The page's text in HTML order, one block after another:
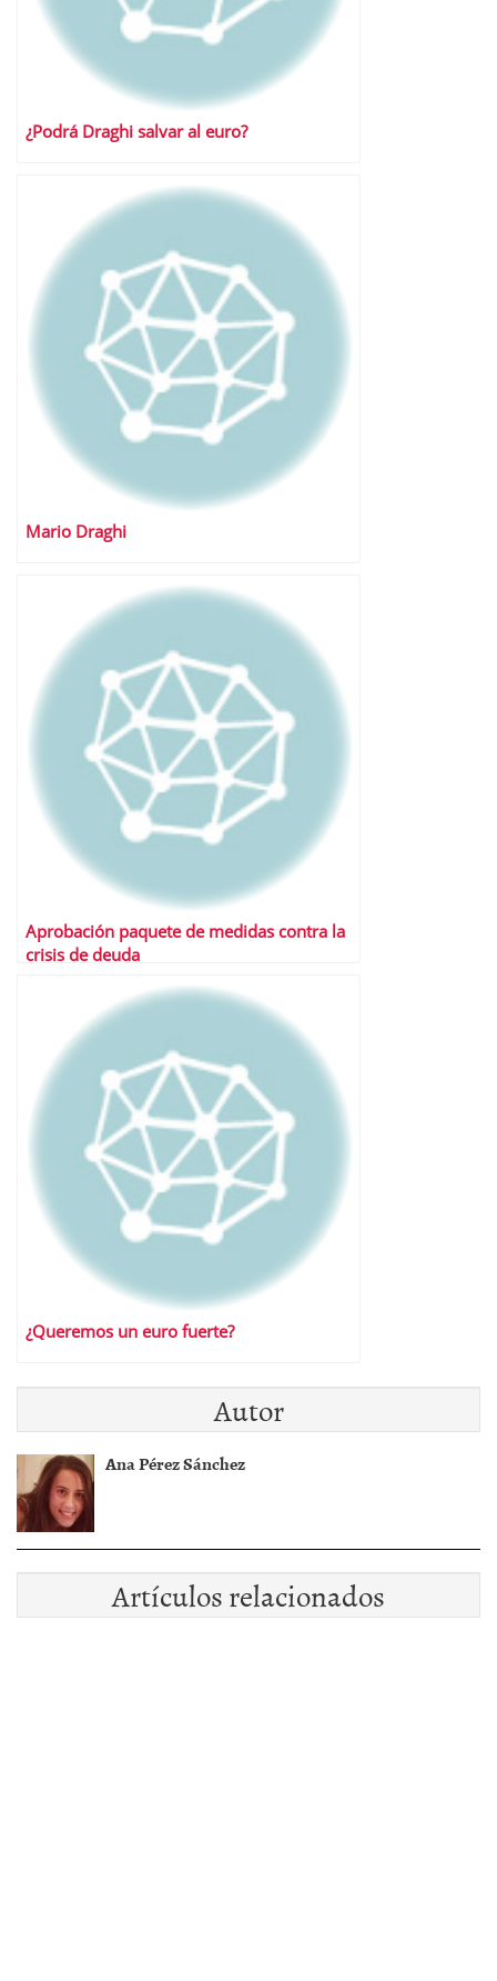
¿Podrá Draghi salvar al euro?
Mario Draghi
Aprobación paquete de medidas contra la
crisis de deuda
¿Queremos un euro fuerte?
Autor
Ana Pérez Sánchez
Artículos relacionados